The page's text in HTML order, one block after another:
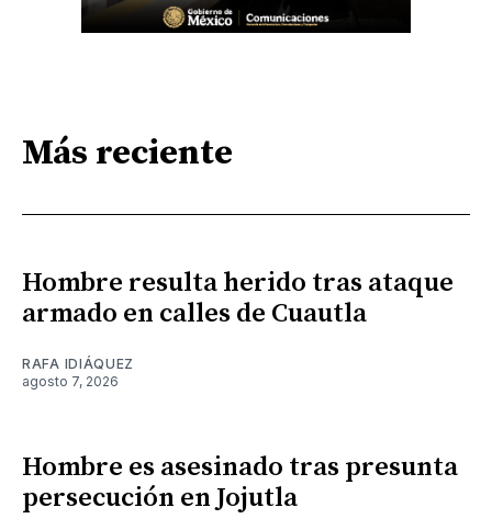
Más reciente
Hombre resulta herido tras ataque
armado en calles de Cuautla
RAFA IDIÁQUEZ
agosto 7, 2026
Hombre es asesinado tras presunta
persecución en Jojutla